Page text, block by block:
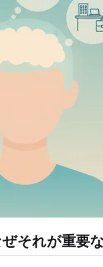
それが重要